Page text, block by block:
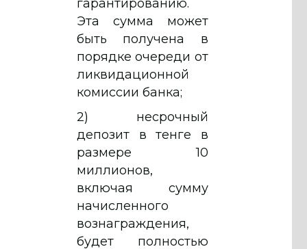
гарантированию.
Эта сумма может
быть получена в
порядке очереди от
ликвидационной
комиссии банка;
2) несрочный
депозит в тенге в
размере 10
миллионов,
включая сумму
начисленного
вознаграждения,
будет полностью